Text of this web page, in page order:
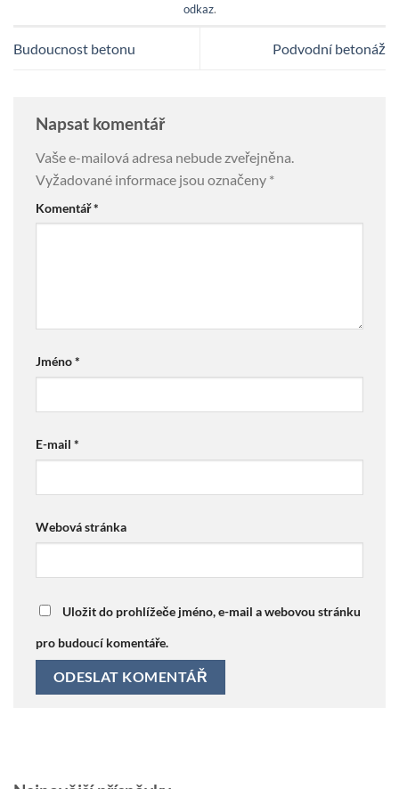
odkaz.
Budoucnost betonu Podvodní betonáž
Napsat komentář
Vaše e-mailová adresa nebude zveřejněna.
Vyžadované informace jsou označeny *
Komentář*
Jméno*
E-mail *
Webová stránka
Uložit do prohlížeče jméno, e-mail a webovou stránku
pro budoucí komentáře.